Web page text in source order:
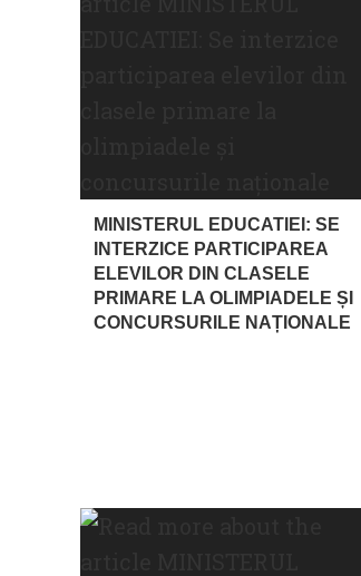
MINISTERUL EDUCATIEI: SE
INTERZICE PARTICIPAREA
ELEVILOR DIN CLASELE
PRIMARE LA OLIMPIADELE ȘI
CONCURSURILE NAȚIONALE